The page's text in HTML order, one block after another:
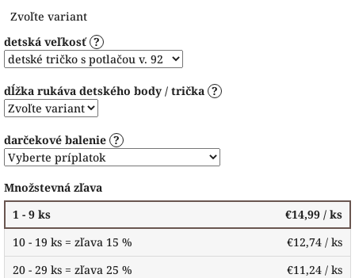
cena:
Zvoľte variant
detská veľkosť ?
dĺžka rukáva detského body / trička ?
darčekové balenie ?
Množstevná zľava
1 - 9 ks
€14,99 / ks
10 - 19 ks = zľava 15 %
€12,74 / ks
20 - 29 ks = zľava 25 %
€11,24 / ks